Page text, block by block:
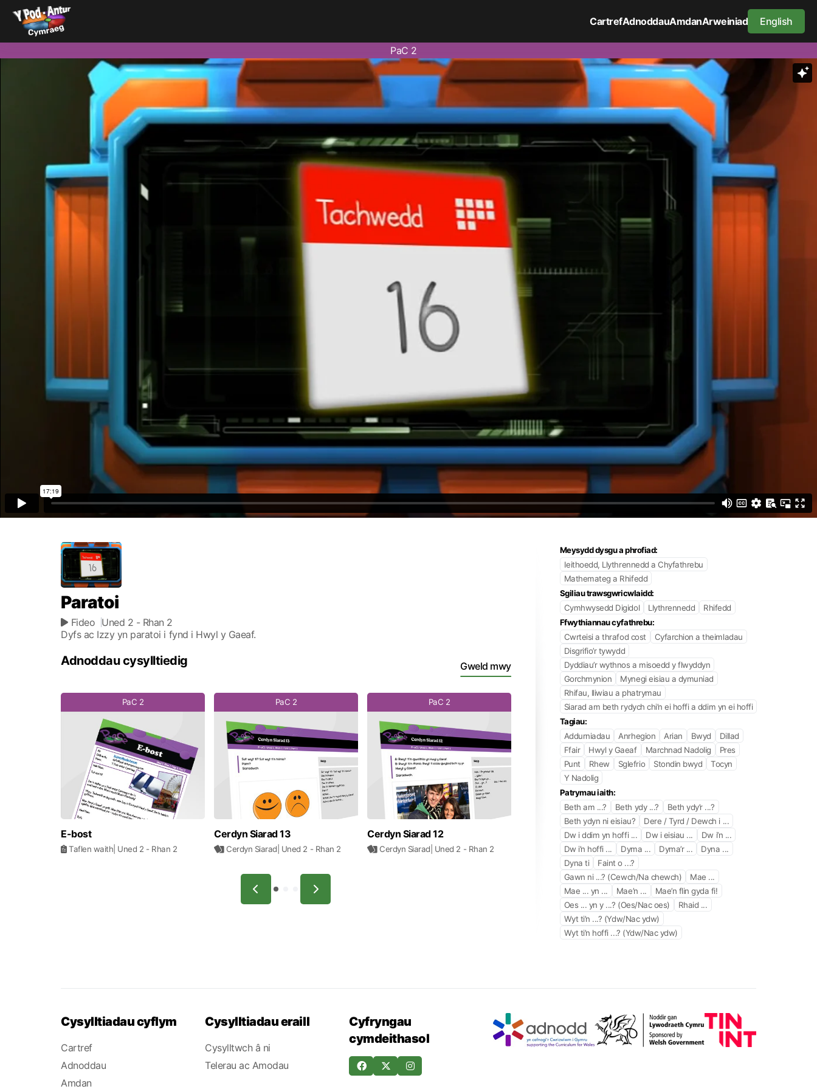
CartrefAdnoddauAmdanArweiniad English
PaC 2
Paratoi
Fideo Uned 2 - Rhan 2
Dyfs ac Izzy yn paratoi i fynd i Hwyl y Gaeaf.
Adnoddau cysylltiedig Gweld mwy
PaC 2
E-bost
Taflen waith | Uned 2 - Rhan 2
PaC 2
Cerdyn Siarad 13
Cerdyn Siarad | Uned 2 - Rhan 2
PaC 2
Cerdyn Siarad 12
Cerdyn Siarad | Uned 2 - Rhan 2
Meysydd dysgu a phrofiad:
Ieithoedd, Llythrennedd a Chyfathrebu
Mathemateg a Rhifedd
Sgiliau trawsgwricwlaidd:
Cymhwysedd Digidol
Llythrennedd
Rhifedd
Ffwythiannau cyfathrebu:
Cwrteisi a thrafod cost
Cyfarchion a theimladau
Disgrifio’r tywydd
Dyddiau’r wythnos a misoedd y flwyddyn
Gorchmynion
Mynegi eisiau a dymuniad
Rhifau, lliwiau a phatrymau
Siarad am beth rydych chi’n ei hoffi a ddim yn ei hoffi
Tagiau:
Addurniadau
Anrhegion Arian Bwyd
Dillad
Ffair
Hwyl y Gaeaf Marchnad Nadolig
Pres
Punt
Rhew Sglefrio Stondin bwyd
Tocyn
Y Nadolig
Patrymau iaith:
Beth am ...?
Beth ydy ...?
Beth ydy’r ...?
Beth ydyn ni eisiau?
Dere / Tyrd / Dewch i ...
Dw i ddim yn hoffi ...
Dw i eisiau ...
Dw i’n ...
Dw i’n hoffi ...
Dyma ... Dyma’r ...
Dyna ...
Dyna ti
Faint o ...?
Gawn ni ...? (Cewch/Na chewch)
Mae ...
Mae ... yn ...
Mae’n ...
Mae’n flin gyda fi!
Oes ... yn y ...? (Oes/Nac oes)
Rhaid ...
Wyt ti’n ...? (Ydw/Nac ydw)
Wyt ti’n hoffi ...? (Ydw/Nac ydw)
Cysylltiadau cyflym
Cartref
Adnoddau
Amdan
Cysylltiadau eraill
Cysylltwch â ni
Telerau ac Amodau
Cyfryngau
cymdeithasol